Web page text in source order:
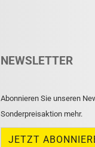
NEWSLETTER
Abonnieren Sie unseren
Sonderpreisaktion mehr.